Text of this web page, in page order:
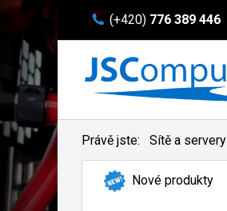
(+420) 776 389 446
Právě jste: Sítě a servery
Nové produkty